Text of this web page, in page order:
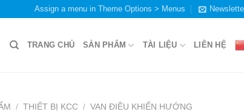
Assign a menu in Theme Options > Menus
TRANG CHỦ SẢN PHẨM TÀI LIỆU LIÊN HỆ
/ THIẾT BỊ KCC / VAN ĐIỀU KHIỂN HƯỚNG